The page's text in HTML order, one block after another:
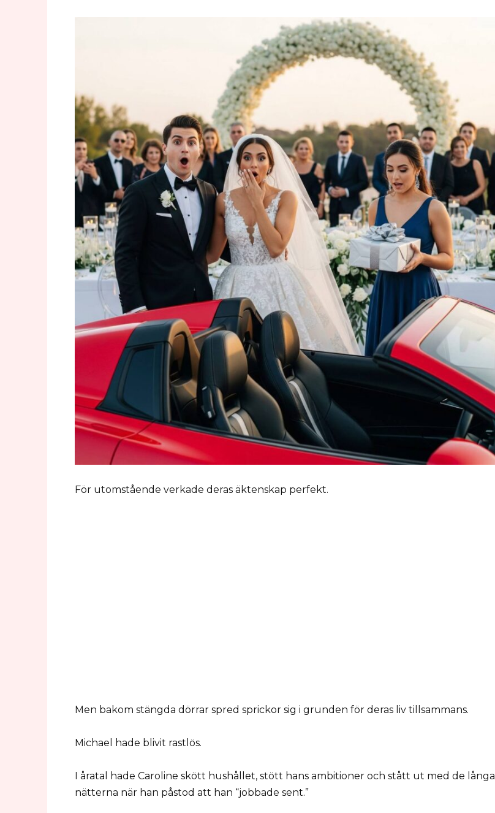
För utomstående verkade deras äktenskap perfekt.
Men bakom stängda dörrar spred sprickor sig i grunden för deras liv tillsammans.
Michael hade blivit rastlös.
I åratal hade Caroline skött hushållet, stött hans ambitioner och stått ut med de långa
nätterna när han påstod att han “jobbade sent.”